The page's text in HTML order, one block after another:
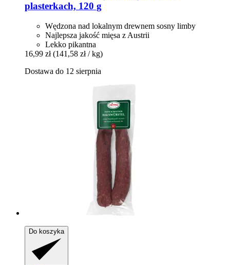
plasterkach, 120 g
Wędzona nad lokalnym drewnem sosny limby
Najlepsza jakość mięsa z Austrii
Lekko pikantna
16,99 zł (141,58 zł / kg)
Dostawa do 12 sierpnia
Do koszyka